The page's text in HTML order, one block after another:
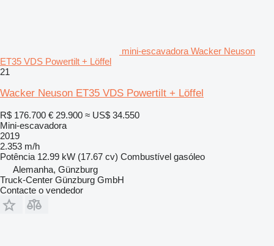
mini-escavadora Wacker Neuson
ET35 VDS Powertilt + Löffel
21
Wacker Neuson ET35 VDS Powertilt + Löffel
R$ 176.700 € 29.900 ≈ US$ 34.550
Mini-escavadora
2019
2.353 m/h
Potência 12.99 kW (17.67 cv) Combustível gasóleo
Alemanha, Günzburg
Truck-Center Günzburg GmbH
Contacte o vendedor